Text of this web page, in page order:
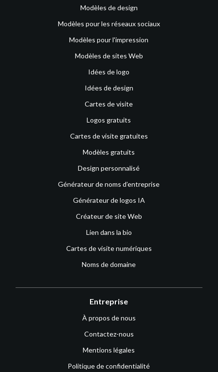
Modèles de design
Modèles pour les réseaux sociaux
Modèles pour l'impression
Modèles de sites Web
Idées de logo
Idées de design
Cartes de visite
Logos gratuits
Cartes de visite gratuites
Modèles gratuits
Design personnalisé
Générateur de noms d’entreprise
Générateur de logos IA
Créateur de site Web
Lien dans la bio
Cartes de visite numériques
Noms de domaine
Entreprise
À propos de nous
Contactez-nous
Mentions légales
Politique de confidentialité